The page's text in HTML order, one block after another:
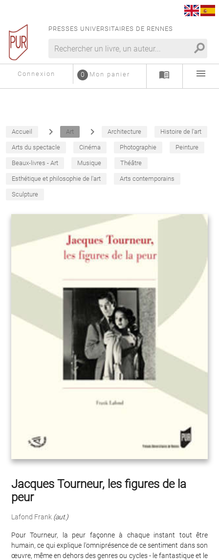
PRESSES UNIVERSITAIRES DE RENNES
search
Connexion Mon panier
0 menu_book menu
Accueil navigate_next Art navigate_next Architecture Histoire de l'art
Arts du spectacle Cinéma Photographie Peinture
Beaux-livres - Art Musique Théâtre
Esthétique et philosophie de l'art Arts contemporains
Sculpture
Jacques Tourneur, les figures de la
peur
Lafond Frank (aut.)
Pour Tourneur, la peur façonne à chaque instant tout être
humain, ce qui explique l'omniprésence de ce sentiment dans son
œuvre, même en dehors des genres ou cycles - le fantastique et le